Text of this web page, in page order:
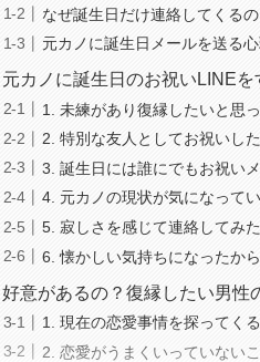
なぜ誕生日だけ連絡してくるの
元カノに誕生日メールを送る
元カノに誕生日のお祝いLINE
1. 未練があり復縁したいと思
2. 特別な友人としてお祝いし
3. 誕生日には誰にでもお祝い
4. 元カノの現状が気になって
5. 寂しさを感じて連絡してみた
6. 懐かしい気持ちになったから
好意があるの？復縁したい男性
1. 現在の恋愛事情を探ってくる
2. 恋愛がうまくいっていない